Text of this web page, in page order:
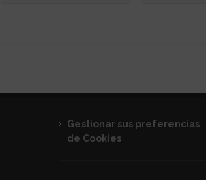
Gestionar sus preferencias
de Cookies